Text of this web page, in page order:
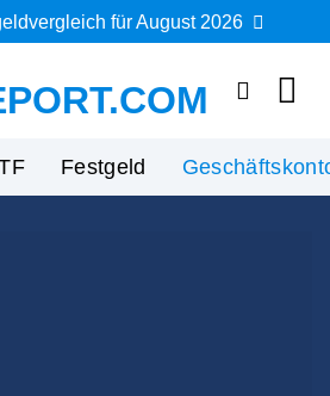
für August 2026
Festgeld